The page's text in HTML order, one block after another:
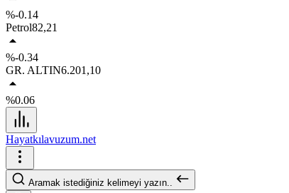
%-0.14
Petrol82,21
%-0.34
GR. ALTIN6.201,10
%0.06
Hayatkılavuzum.net
Aramak istediğiniz kelimeyi yazın..